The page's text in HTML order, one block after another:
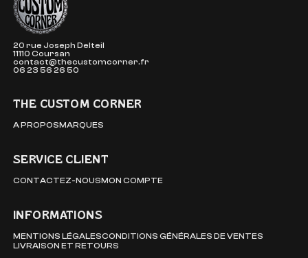
20 rue Joseph Delteil
11110 Coursan
contact@thecustomcorner.fr
06 23 56 26 50
THE CUSTOM CORNER
A PROPOSMARQUES
SERVICE CLIENT
CONTACTEZ-NOUSMON COMPTE
INFORMATIONS
MENTIONS LÉGALESCONDITIONS GÉNÉRALES DE VENTES
LIVRAISON ET RETOURS